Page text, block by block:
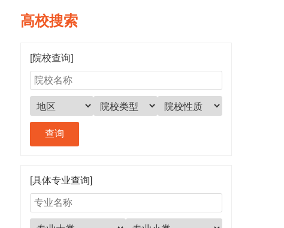
高校搜索
[院校查询]
[具体专业查询]